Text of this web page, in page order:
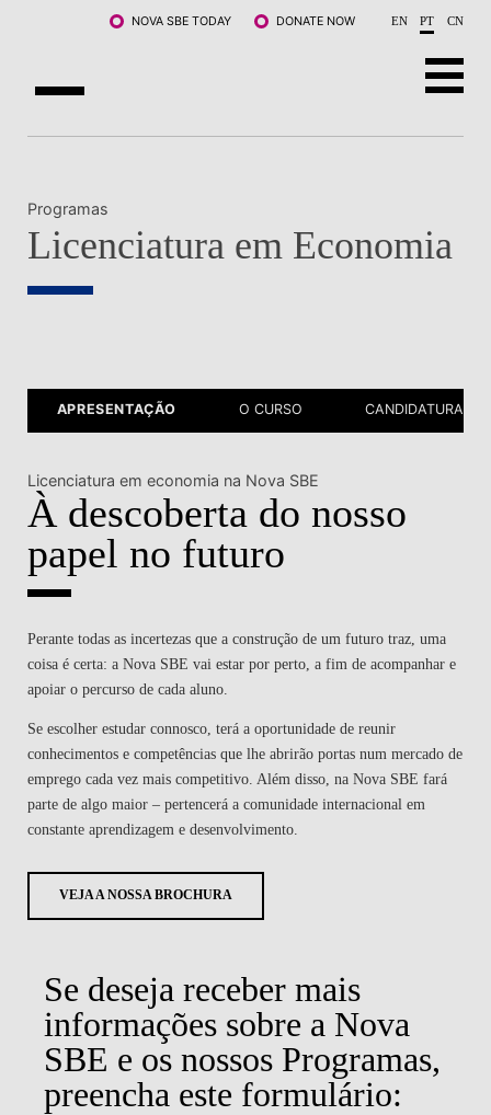
Saltar para o conteúdo principal
NOVA SBE TODAY DONATE NOW EN PT CN
CURSOS
DOCENTES E INVESTIGAÇÃO
COMUNIDADE
WHAT'S HAPPENING
Programas
Licenciatura em Economia
APRESENTAÇÃO O CURSO CANDIDATURAS
Licenciatura em economia na Nova SBE
À descoberta do nosso
papel no futuro
Perante todas as incertezas que a construção de um futuro traz, uma
coisa é certa: a Nova SBE vai estar por perto, a fim de acompanhar e
apoiar o percurso de cada aluno.
Se escolher estudar connosco, terá a oportunidade de reunir
conhecimentos e competências que lhe abrirão portas num mercado de
emprego cada vez mais competitivo. Além disso, na Nova SBE fará
parte de algo maior – pertencerá a comunidade internacional em
constante aprendizagem e desenvolvimento.
VEJA A NOSSA BROCHURA
Se deseja receber mais
informações sobre a Nova
SBE e os nossos Programas,
preencha este formulário: